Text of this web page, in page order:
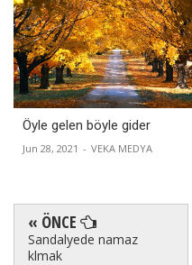
Öyle gelen böyle gider
Jun 28, 2021 - VEKA MEDYA
« ÖNCE
Sandalyede namaz
klmak